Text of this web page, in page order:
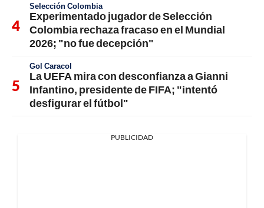
Selección Colombia
Experimentado jugador de Selección
Colombia rechaza fracaso en el Mundial
2026; "no fue decepción"
Gol Caracol
La UEFA mira con desconfianza a Gianni
Infantino, presidente de FIFA; "intentó
desfigurar el fútbol"
PUBLICIDAD